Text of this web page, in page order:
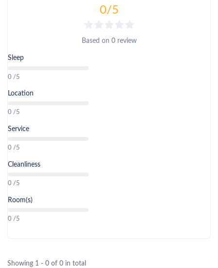
တစ်ပတ်လောက် အလိုတွင် တစ်ရက်လျှင် ၃ မိုင်ခန့် လမ်းလျှောက်
လေ့ကျင့်ခန်းများ ပုံမှန်လေ့ကျင့်ထားလျှင် ပို၍ အဆင်ပြေပါတယ်
ထားရန် လိုအပ်ပါတယ်
0/5
Based on 0 review
Sleep
0 /5
Location
0 /5
Service
0 /5
Cleanliness
0 /5
Room(s)
0 /5
Showing 1 - 0 of 0 in total